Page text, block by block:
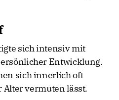
sich intensiv mit
Entwicklung.
sich innerlich oft
Alter vermuten lässt.